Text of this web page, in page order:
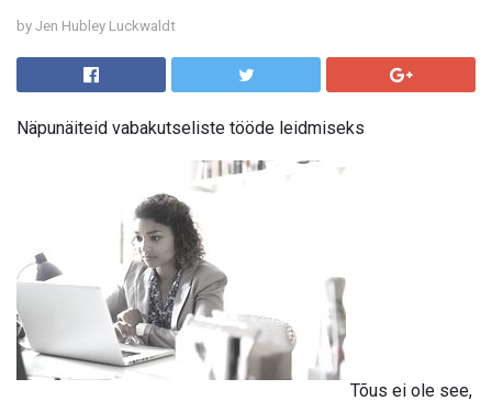
by Jen Hubley Luckwaldt
Näpunäiteid vabakutseliste tööde leidmiseks
Tõus ei ole see,